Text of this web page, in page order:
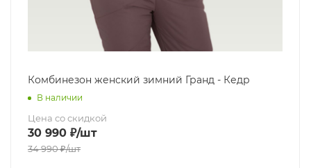
Комбинезон женский зимний Гранд - Кедр
В наличии
Цена со скидкой
30 990 ₽/шт
34 990₽/шт